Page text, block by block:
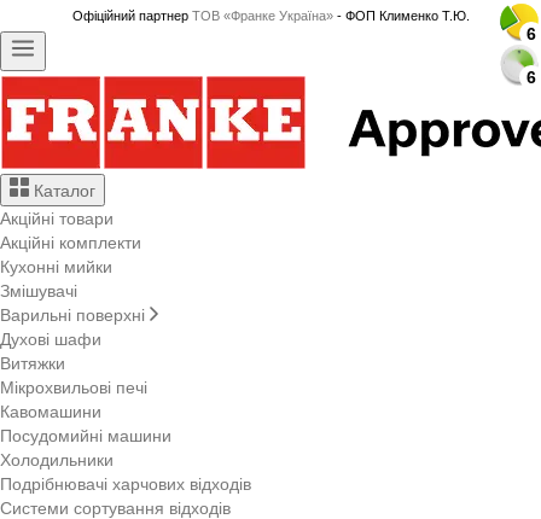
Офіційний партнер ТОВ «Франке Україна»- ФОП Клименко Т.Ю.
Каталог
Акційні товари
Акційні комплекти
Кухонні мийки
Змішувачі
Варильні поверхні
Духові шафи
Витяжки
Мікрохвильові печі
Кавомашини
Посудомийні машини
Холодильники
Подрібнювачі харчових відходів
Системи сортування відходів
6
6
6
6
6
6
6
6
6
6
6
6
6
6
6
6
6
6
6
6
6
6
6
6
6
6
6
6